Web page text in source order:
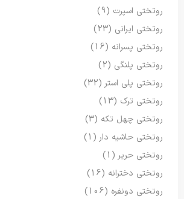
روتختی اسپرت (9)
روتختی ایرانی (23)
روتختی پسرانه (16)
روتختی پلنگی (2)
روتختی پلی استر (32)
روتختی ترک (13)
روتختی چهل تکه (3)
روتختی حاشیه دار (1)
روتختی حریر (1)
روتختی دخترانه (16)
روتختی دونفره (106)